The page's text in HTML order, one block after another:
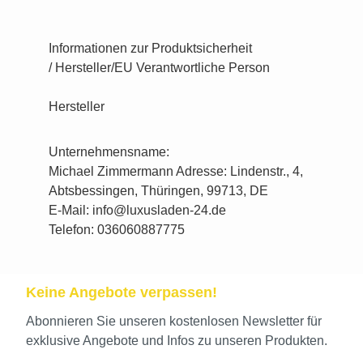
Informationen zur Produktsicherheit
/ Hersteller/EU Verantwortliche Person
Hersteller
Unternehmensname:
Michael Zimmermann Adresse: Lindenstr., 4,
Abtsbessingen, Thüringen, 99713, DE
E-Mail: info@luxusladen-24.de
Telefon: 036060887775
Keine Angebote verpassen!
Abonnieren Sie unseren kostenlosen Newsletter für
exklusive Angebote und Infos zu unseren Produkten.